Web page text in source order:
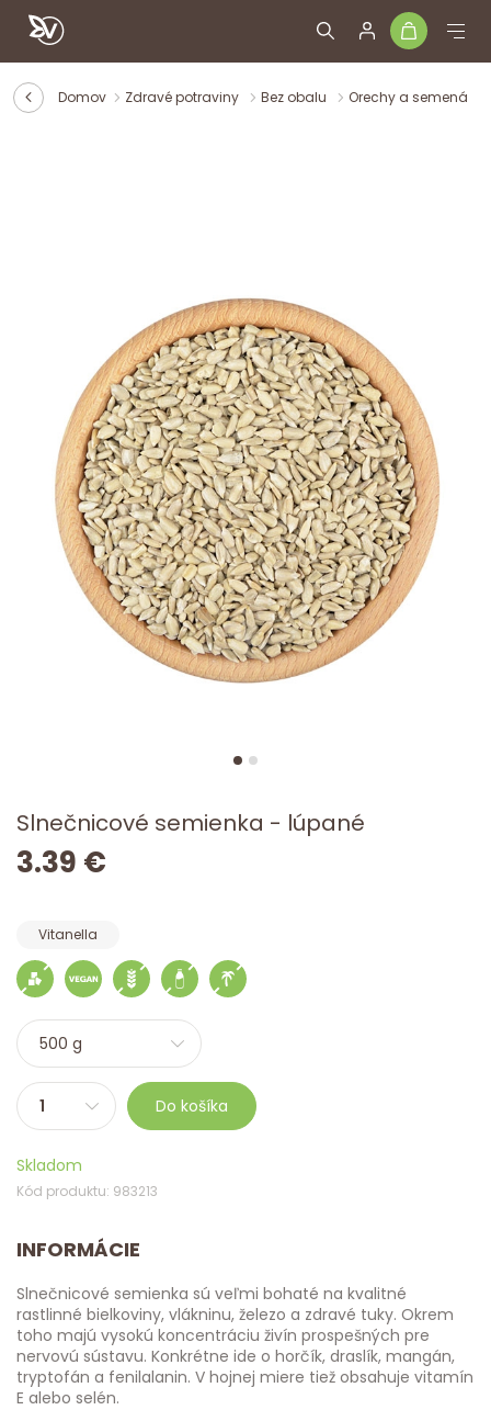
Domov Zdravé potraviny Bez obalu Orechy a semená
Slnečnicové semienka - lúpané
3.39 €
Vitanella
Do košíka
Skladom
Kód produktu: 983213
INFORMÁCIE
Slnečnicové semienka sú veľmi bohaté na kvalitné
rastlinné bielkoviny, vlákninu, železo a zdravé tuky. Okrem
toho majú vysokú koncentráciu živín prospešných pre
nervovú sústavu. Konkrétne ide o horčík, draslík, mangán,
tryptofán a fenilalanin. V hojnej miere tiež obsahuje vitamín
E alebo selén.